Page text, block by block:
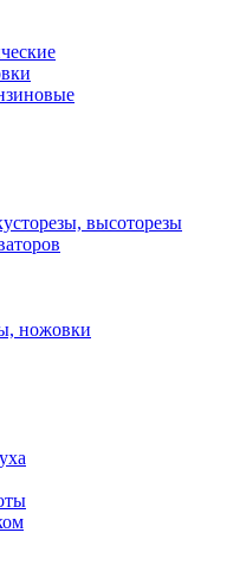
высоторезы
ножовки